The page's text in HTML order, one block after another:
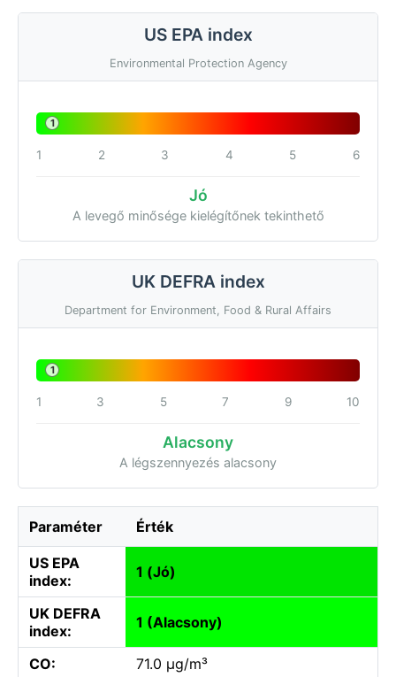
US EPA index
Environmental Protection Agency
1
1 2 3 4 5 6
Jó
A levegő minősége kielégítőnek tekinthető
UK DEFRA index
Department for Environment, Food & Rural Affairs
1
1 3 5 7 9 10
Alacsony
A légszennyezés alacsony
Paraméter Érték
US EPA
index:
1 (Jó)
UK DEFRA
index:
1 (Alacsony)
CO:
71.0 µg/m³